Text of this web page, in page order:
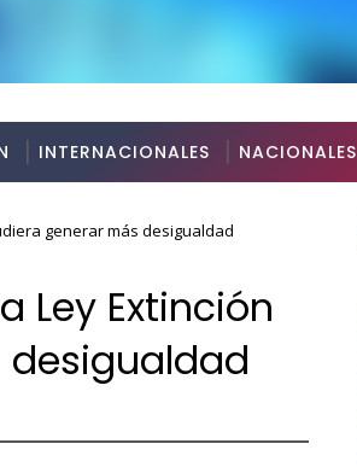
INTERNACIONALES NACIONALES
generar más desigualdad
Ley Extinción